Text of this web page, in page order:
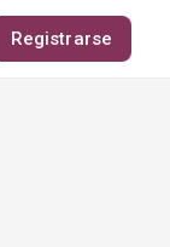
Registrarse